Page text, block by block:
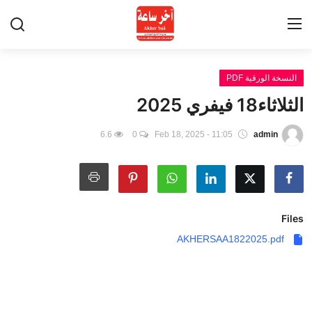
الرئيسية
Contact
أخبار الحوادث
مدن وقرى
النسخة الورقية PDF
الثلاثاء18 فيفري 2025
admin
Feb 18, 2025 - 11:05
Files